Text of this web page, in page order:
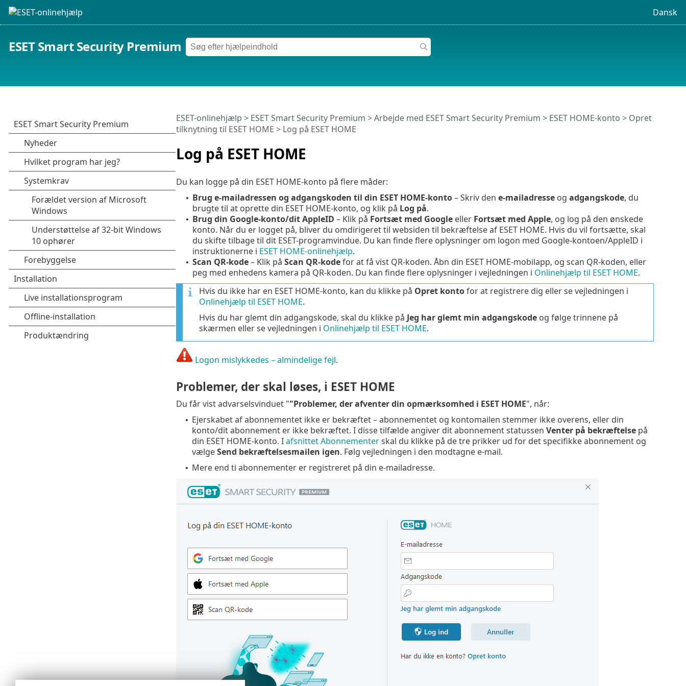
Dansk
ESET Smart Security Premium
Log på ESET HOME
ESET-onlinehjælp > ESET Smart Security Premium >Arbejde med ESET Smart Security Premium > ESET HOME-konto > Opret
tilknytning til ESET HOME > Log på ESET HOME
Du kan logge på din ESET HOME-konto på flere måder:
• Brug e-mailadressen og adgangskoden til din ESET HOME-konto– Skriv den e-mailadresseog adgangskode, du
brugte til at oprette din ESET HOME-konto, og klik på Log på.
• Brug din Google-konto/ditAppleID – Klik på Fortsæt med Googleeller Fortsæt med Apple, og log på den ønskede
konto. Når du er logget på, bliver du omdirigeret til websiden til bekræftelse af ESET HOME. Hvis du vil fortsætte, skal
du skifte tilbage til dit ESET-programvindue. Du kan finde flere oplysninger om logon med Google-kontoen/AppleID i
instruktionerne i ESET HOME-onlinehjælp.
• Scan QR-kode– Klik på Scan QR-kodefor at få vist QR-koden. Åbn din ESET HOME-mobilapp, og scan QR-koden, eller
peg med enhedens kamera på QR-koden. Du kan finde flere oplysninger i vejledningen i Onlinehjælp til ESET HOME.
Hvis du ikke har en ESET HOME-konto, kan du klikke på Opret kontofor at registrere dig eller se vejledningen i
Onlinehjælp til ESET HOME.
Hvis du har glemt din adgangskode, skal du klikke på Jeg har glemt min adgangskodeog følge trinnene på
skærmen eller se vejledningen i Onlinehjælp til ESET HOME.
Logon mislykkedes – almindelige fejl.
Problemer, der skal løses, i ESET HOME
Du får vist advarselsvinduet ""Problemer, der afventer din opmærksomhed i ESET HOME", når:
• Ejerskabet af abonnementet ikke er bekræftet – abonnementet og kontomailen stemmer ikke overens, eller din
konto/dit abonnement er ikke bekræftet. I disse tilfælde angiver dit abonnement statussen Venter på bekræftelsepå
din ESET HOME-konto. Iafsnittet Abonnementerskal du klikke på de tre prikker ud for det specifikke abonnement og
vælgeSend bekræftelsesmailen igen. Følg vejledningen i den modtagne e-mail.
• Mere end ti abonnementer er registreret på din e-mailadresse.